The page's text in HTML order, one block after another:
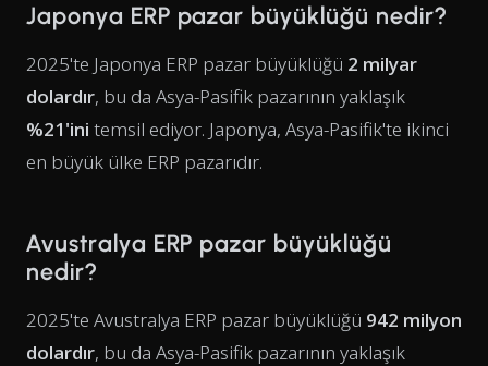
Japonya ERP pazar büyüklüğü nedir?
2025'te Japonya ERP pazar büyüklüğü 2 milyar
dolardır, bu da Asya-Pasifik pazarının yaklaşık
%21'ini temsil ediyor. Japonya, Asya-Pasifik'te ikinci
en büyük ülke ERP pazarıdır.
Avustralya ERP pazar büyüklüğü
nedir?
2025'te Avustralya ERP pazar büyüklüğü 942 milyon
dolardır, bu da Asya-Pasifik pazarının yaklaşık